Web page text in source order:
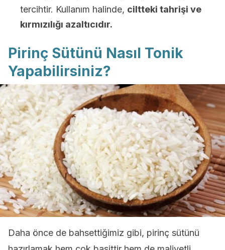
tercihtir. Kullanım halinde, ciltteki tahrişi ve
kırmızılığı azaltıcıdır.
Pirinç Sütünü Nasıl Tonik
Yapabilirsiniz?
Daha önce de bahsettiğimiz gibi, pirinç sütünü